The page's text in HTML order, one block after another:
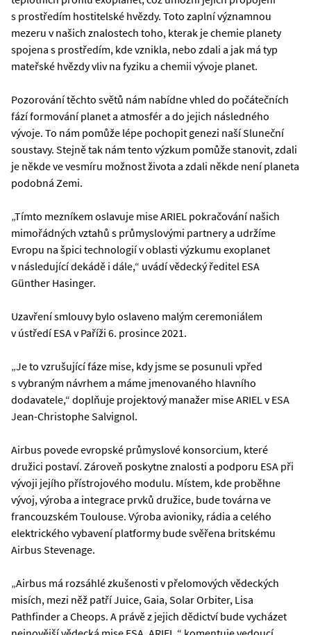
s prostředím hostitelské hvězdy. Toto zaplní významnou
mezeru v našich znalostech toho, kterak je chemie planety
spojena s prostředím, kde vznikla, nebo zdali a jak má typ
mateřské hvězdy vliv na fyziku a chemii vývoje planet.
Pozorování těchto světů nám nabídne vhled do počátečních
fází formování planet a atmosfér a do jejich následného
vývoje. To nám pomůže lépe pochopit genezi naší Sluneční
soustavy. Stejně tak nám tento výzkum pomůže stanovit, zdali
je někde ve vesmíru možnost života a zdali někde není planeta
podobná Zemi.
„Tímto mezníkem oslavuje mise ARIEL pokračování našich
mimořádných vztahů s průmyslovými partnery a udržíme
Evropu na špici technologií v oblasti výzkumu exoplanet
v následující dekádě i dále,“ uvádí vědecký ředitel ESA
Günther Hasinger.
Uzavření smlouvy bylo oslaveno malým ceremoniálem
v ústředí ESA v Paříži 6. prosince 2021.
„Je to vzrušující fáze mise, kdy jsme se posunuli vpřed
s vybraným návrhem a máme jmenovaného hlavního
dodavatele,“ doplňuje projektový manažer mise ARIEL v ESA
Jean-Christophe Salvignol.
Airbus povede evropské průmyslové konsorcium, které
družici postaví. Zároveň poskytne znalosti a podporu ESA při
vývoji jejího přístrojového modulu. Místem, kde proběhne
vývoj, výroba a integrace prvků družice, bude továrna ve
francouzském Toulouse. Výroba avioniky, rádia a celého
elektrického vybavení platformy bude svěřena britskému
Airbus Stevenage.
„Airbus má rozsáhlé zkušenosti v přelomových vědeckých
misích, mezi něž patří Juice, Gaia, Solar Orbiter, Lisa
Pathfinder a Cheops. A právě z jejich dědictví bude vycházet